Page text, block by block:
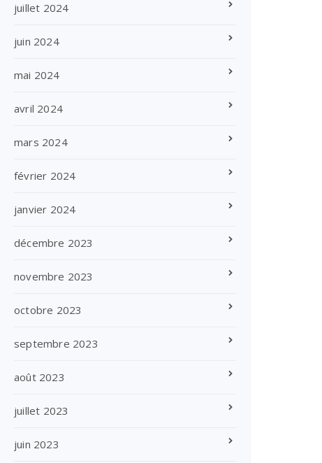
juillet 2024
juin 2024
mai 2024
avril 2024
mars 2024
février 2024
janvier 2024
décembre 2023
novembre 2023
octobre 2023
septembre 2023
août 2023
juillet 2023
juin 2023